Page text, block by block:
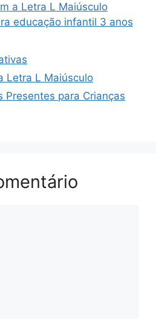
a Letra L Maiúsculo
educação infantil 3 anos
Letra L Maiúsculo
Presentes para Crianças